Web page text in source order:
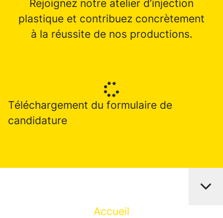
Rejoignez notre atelier d’injection
plastique et contribuez concrètement
à la réussite de nos productions.
Téléchargement du formulaire de
candidature
Accueil